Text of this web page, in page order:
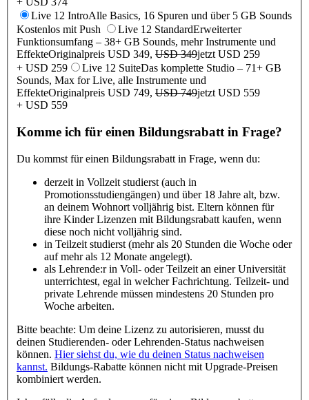
Live 12 IntroAlle Basics, 16 Spuren und über 5 GB Sounds
Kostenlos mit Push
Live 12 StandardErweiterter
Funktionsumfang – 38+ GB Sounds, mehr Instrumente und
EffekteOriginalpreis USD 349, USD 349jetzt USD 259
+ USD 259
Live 12 SuiteDas komplette Studio – 71+ GB
Sounds, Max for Live, alle Instrumente und
EffekteOriginalpreis USD 749, USD 749jetzt USD 559
+ USD 559
Komme ich für einen Bildungsrabatt in Frage?
Du kommst für einen Bildungsrabatt in Frage, wenn du:
derzeit in Vollzeit studierst (auch in
Promotionsstudiengängen) und über 18 Jahre alt, bzw.
an deinem Wohnort volljährig bist. Eltern können für
ihre Kinder Lizenzen mit Bildungsrabatt kaufen, wenn
diese noch nicht volljährig sind.
in Teilzeit studierst (mehr als 20 Stunden die Woche oder
auf mehr als 12 Monate angelegt).
als Lehrende:r in Voll- oder Teilzeit an einer Universität
unterrichtest, egal in welcher Fachrichtung. Teilzeit- und
private Lehrende müssen mindestens 20 Stunden pro
Woche arbeiten.
Bitte beachte: Um deine Lizenz zu autorisieren, musst du
deinen Studierenden- oder Lehrenden-Status nachweisen
können. Hier siehst du, wie du deinen Status nachweisen
kannst. Bildungs-Rabatte können nicht mit Upgrade-Preisen
kombiniert werden.